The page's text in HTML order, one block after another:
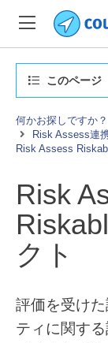
このページ
何かお探しですか？
Risk Assess連
Risk Assess
Risk
クト
評価を受け
ティに関する